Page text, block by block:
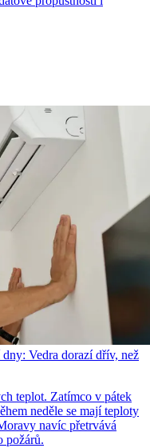
Vedra dorazí dřív, než
teplot. Zatímco v pátek
neděle se mají teploty
navíc přetrvává
požárů.